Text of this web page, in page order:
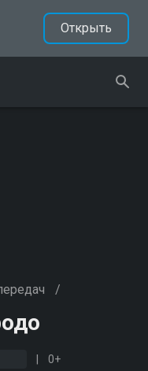
Открыть
/
0+